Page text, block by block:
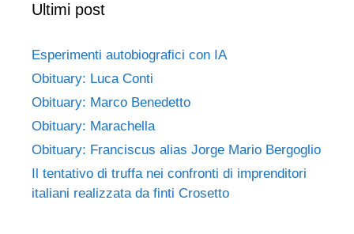
Ultimi post
Esperimenti autobiografici con IA
Obituary: Luca Conti
Obituary: Marco Benedetto
Obituary: Marachella
Obituary: Franciscus alias Jorge Mario Bergoglio
Il tentativo di truffa nei confronti di imprenditori
italiani realizzata da finti Crosetto